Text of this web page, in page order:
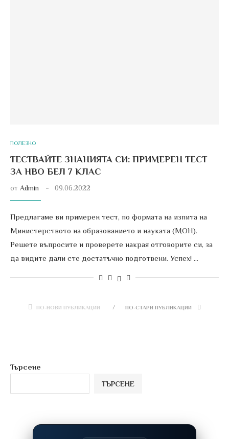
ПОЛЕЗНО
ТЕСТВАЙТЕ ЗНАНИЯТА СИ: ПРИМЕРЕН ТЕСТ
ЗА НВО БЕЛ 7 КЛАС
от Admin 09.06.2022
Предлагаме ви примерен тест, по формата на изпита на
Министерството на образованието и науката (МОН).
Решете въпросите и проверете накрая отговорите си, за
да видите дали сте достатъчно подготвени. Успех! …
ПО-НОВИ ПУБЛИКАЦИИ ПО-СТАРИ ПУБЛИКАЦИИ
Търсене
ТЪРСЕНЕ